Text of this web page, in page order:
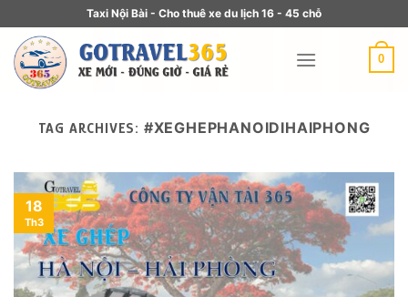
Taxi Nội Bài - Cho thuê xe du lịch 16 - 45 chỗ
0
TAG ARCHIVES: #XEGHEPHANOIDIHAIPHONG
18
Th3